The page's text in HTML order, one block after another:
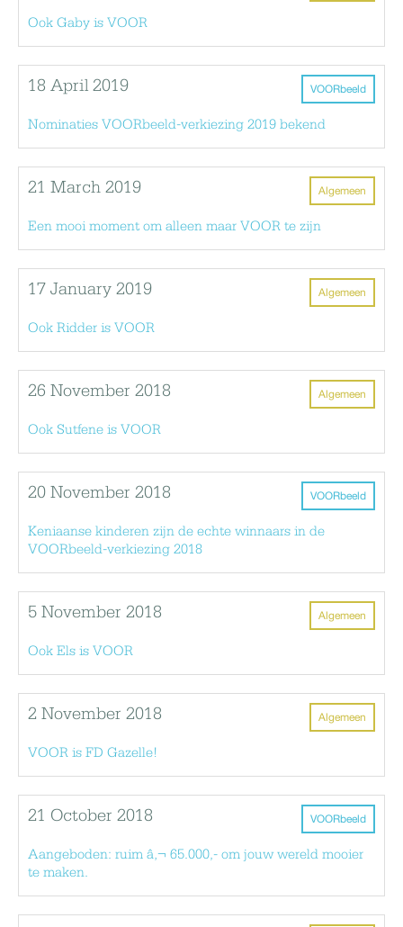
Ook Gaby is VOOR
VOORbeeld
18 April 2019
Nominaties VOORbeeld-verkiezing 2019 bekend
Algemeen
21 March 2019
Een mooi moment om alleen maar VOOR te zijn
Algemeen
17 January 2019
Ook Ridder is VOOR
Algemeen
26 November 2018
Ook Sutfene is VOOR
VOORbeeld
20 November 2018
Keniaanse kinderen zijn de echte winnaars in de
VOORbeeld-verkiezing 2018
Algemeen
5 November 2018
Ook Els is VOOR
Algemeen
2 November 2018
VOOR is FD Gazelle!
VOORbeeld
21 October 2018
Aangeboden: ruim â‚¬ 65.000,- om jouw wereld mooier
te maken.